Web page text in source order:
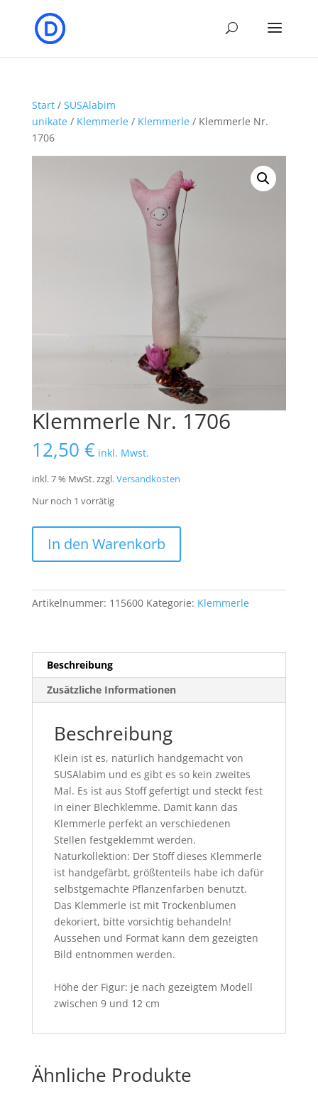
Start/ SUSAlabim
unikate/ Klemmerle/ Klemmerle/ Klemmerle Nr.
1706
Klemmerle Nr. 1706
12,50 € inkl. Mwst.
inkl. 7 % MwSt.zzgl.Versandkosten
Nur noch 1 vorrätig
In den Warenkorb
Artikelnummer: 115600 Kategorie: Klemmerle
Beschreibung
Zusätzliche Informationen
Beschreibung
Klein ist es, natürlich handgemacht von
SUSAlabim und es gibt es so kein zweites
Mal. Es ist aus Stoff gefertigt und steckt fest
in einer Blechklemme. Damit kann das
Klemmerle perfekt an verschiedenen
Stellen festgeklemmt werden.
Naturkollektion: Der Stoff dieses Klemmerle
ist handgefärbt, größtenteils habe ich dafür
selbstgemachte Pflanzenfarben benutzt.
Das Klemmerle ist mit Trockenblumen
dekoriert, bitte vorsichtig behandeln!
Aussehen und Format kann dem gezeigten
Bild entnommen werden.
Höhe der Figur: je nach gezeigtem Modell
zwischen 9 und 12 cm
Ähnliche Produkte